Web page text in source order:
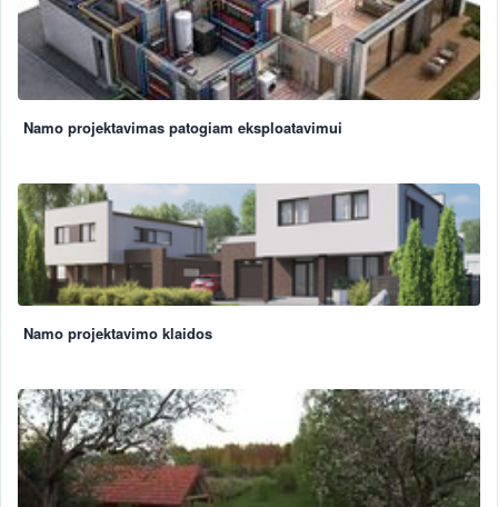
Namo projektavimas patogiam eksploatavimui
Namo projektavimo klaidos